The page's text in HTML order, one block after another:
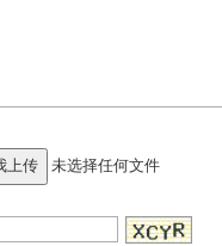
未选择任何文件